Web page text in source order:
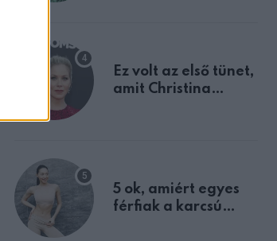
Ez volt az első tünet,
amit Christina
5 ok, amiért egyes
férfiak a karcsú